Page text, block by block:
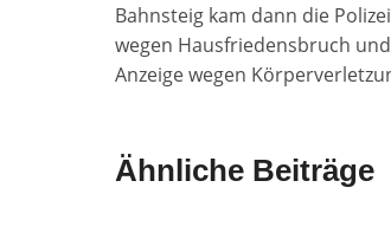
Bahnsteig kam dann die
wegen Hausfriedensbruch
Anzeige wegen
Ähnliche Beiträge